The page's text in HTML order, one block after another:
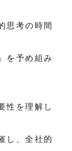
思考の時間
を予め組み
性を理解し
し、全社的